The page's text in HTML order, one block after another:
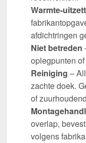
Warmte-
afdichtringen
Niet betreden
oplegpunten
Reiniging –
zachte doek.
of
overlap,
volgens